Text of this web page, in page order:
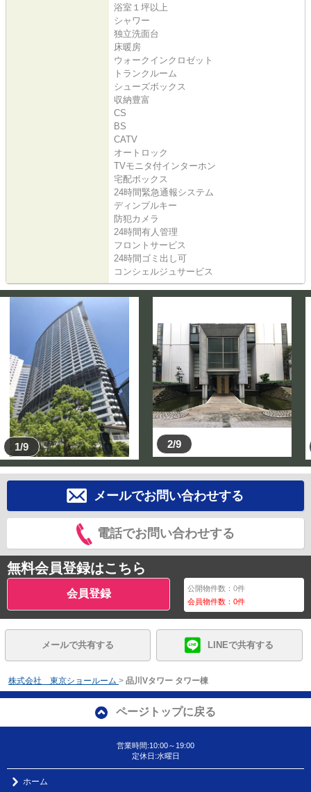
浴室１坪以上
シャワー
独立洗面台
床暖房
ウォークインクロゼット
トランクルーム
シューズボックス
収納豊富
CS
BS
CATV
オートロック
TVモニタ付インターホン
宅配ボックス
24時間緊急通報システム
ディンプルキー
防犯カメラ
24時間有人管理
フロントサービス
24時間ゴミ出し可
コンシェルジュサービス
1/9 2/9
メールでお問い合わせする
電話でお問い合わせする
無料会員登録はこちら
会員登録 公開物件数：0件
会員物件数：0件
メールで共有する LINEで共有する
株式会社 東京ショールーム > 品川Vタワー タワー棟
ページトップに戻る
営業時間:10:00～19:00
定休日:水曜日
ホーム